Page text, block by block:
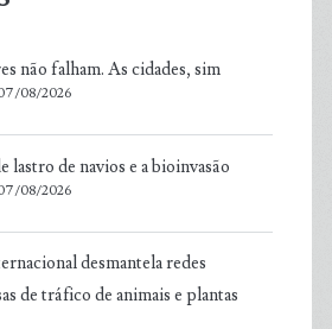
não falham. As cidades, sim
08/2026
lastro de navios e a bioinvasão
08/2026
desmantela redes
de tráfico de animais e plantas